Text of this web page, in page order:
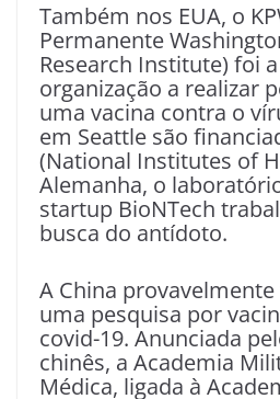
Também nos EUA, o
Permanente
Research Institute) foi
organização a realizar
uma vacina contra o
em Seattle são
(National Institutes of
Alemanha, o
startup BioNTech
busca do antídoto.
A China
uma pesquisa por
covid-19. Anunciada
chinês, a Academia
Médica, ligada à